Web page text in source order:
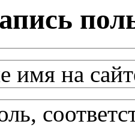
имя на